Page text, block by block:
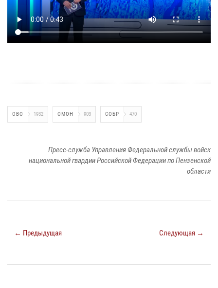
ОВО 1932 ОМОН 903 СОБР 470
Пресс-служба Управления Федеральной службы войск
национальной гвардии Российской Федерации по Пензенской
области
← Предыдущая Следующая →